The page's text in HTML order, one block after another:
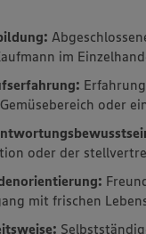
im
oder
oder der
mit frischen